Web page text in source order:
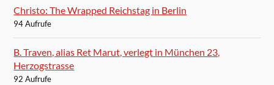
Christo: The Wrapped Reichstag in Berlin
94 Aufrufe
B. Traven, alias Ret Marut, verlegt in München 23,
Herzogstrasse
92 Aufrufe